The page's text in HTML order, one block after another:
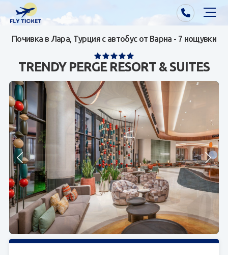
Почивки от Варна
Екзотика
Почивки от София/Пловдив/Бургас
Самолетни билети
Визи
Контакти
За нас
ЗАПИТВАНЕ
Почивка в Лара, Турция с автобус от Варна - 7 нощувки
TRENDY PERGE RESORT & SUITES